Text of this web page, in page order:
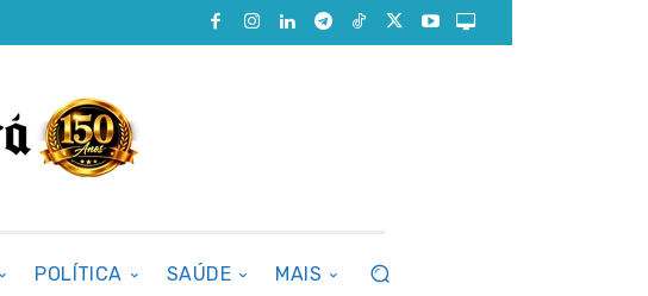
POLÍTICA SAÚDE MAIS